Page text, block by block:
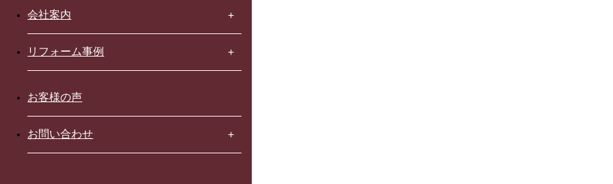
会社案内
リフォーム事例
お客様の声
お問い合わせ